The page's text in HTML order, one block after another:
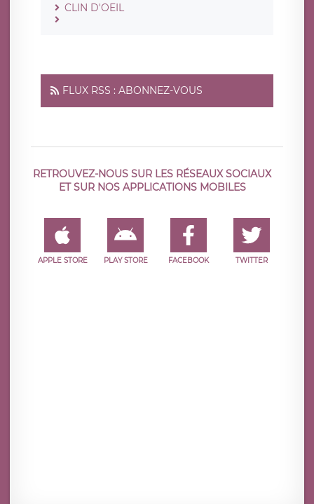
CLIN D'OEIL
FLUX RSS : ABONNEZ-VOUS
RETROUVEZ-NOUS SUR LES RÉSEAUX SOCIAUX
ET SUR NOS APPLICATIONS MOBILES
APPLE STORE PLAY STORE FACEBOOK TWITTER